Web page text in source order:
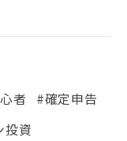
者
#確定申告
投資